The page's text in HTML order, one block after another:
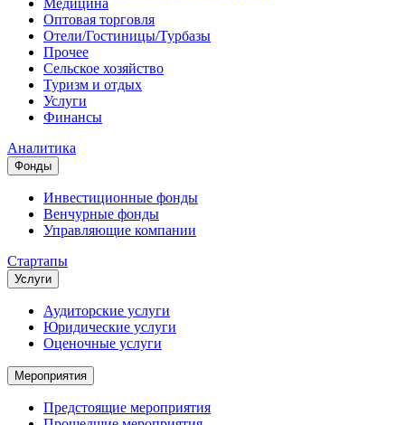
Медицина
Оптовая торговля
Отели/Гостиницы/Турбазы
Прочее
Сельское хозяйство
Туризм и отдых
Услуги
Финансы
Аналитика
Фонды
Инвестиционные фонды
Венчурные фонды
Управляющие компании
Стартапы
Услуги
Аудиторские услуги
Юридические услуги
Оценочные услуги
Мероприятия
Предстоящие мероприятия